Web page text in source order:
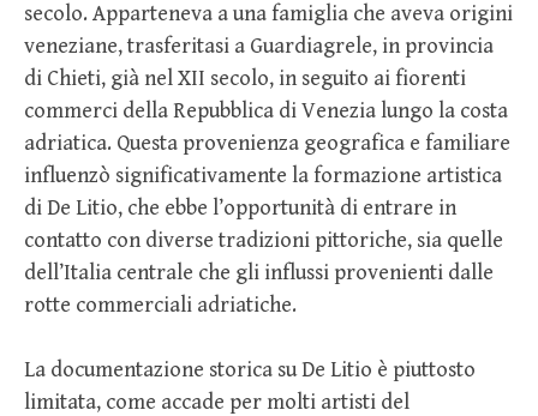
secolo. Apparteneva a una famiglia che aveva origini
veneziane, trasferitasi a Guardiagrele, in provincia
di Chieti, già nel XII secolo, in seguito ai fiorenti
commerci della Repubblica di Venezia lungo la costa
adriatica. Questa provenienza geografica e familiare
influenzò significativamente la formazione artistica
di De Litio, che ebbe l’opportunità di entrare in
contatto con diverse tradizioni pittoriche, sia quelle
dell’Italia centrale che gli influssi provenienti dalle
rotte commerciali adriatiche.
La documentazione storica su De Litio è piuttosto
limitata, come accade per molti artisti del